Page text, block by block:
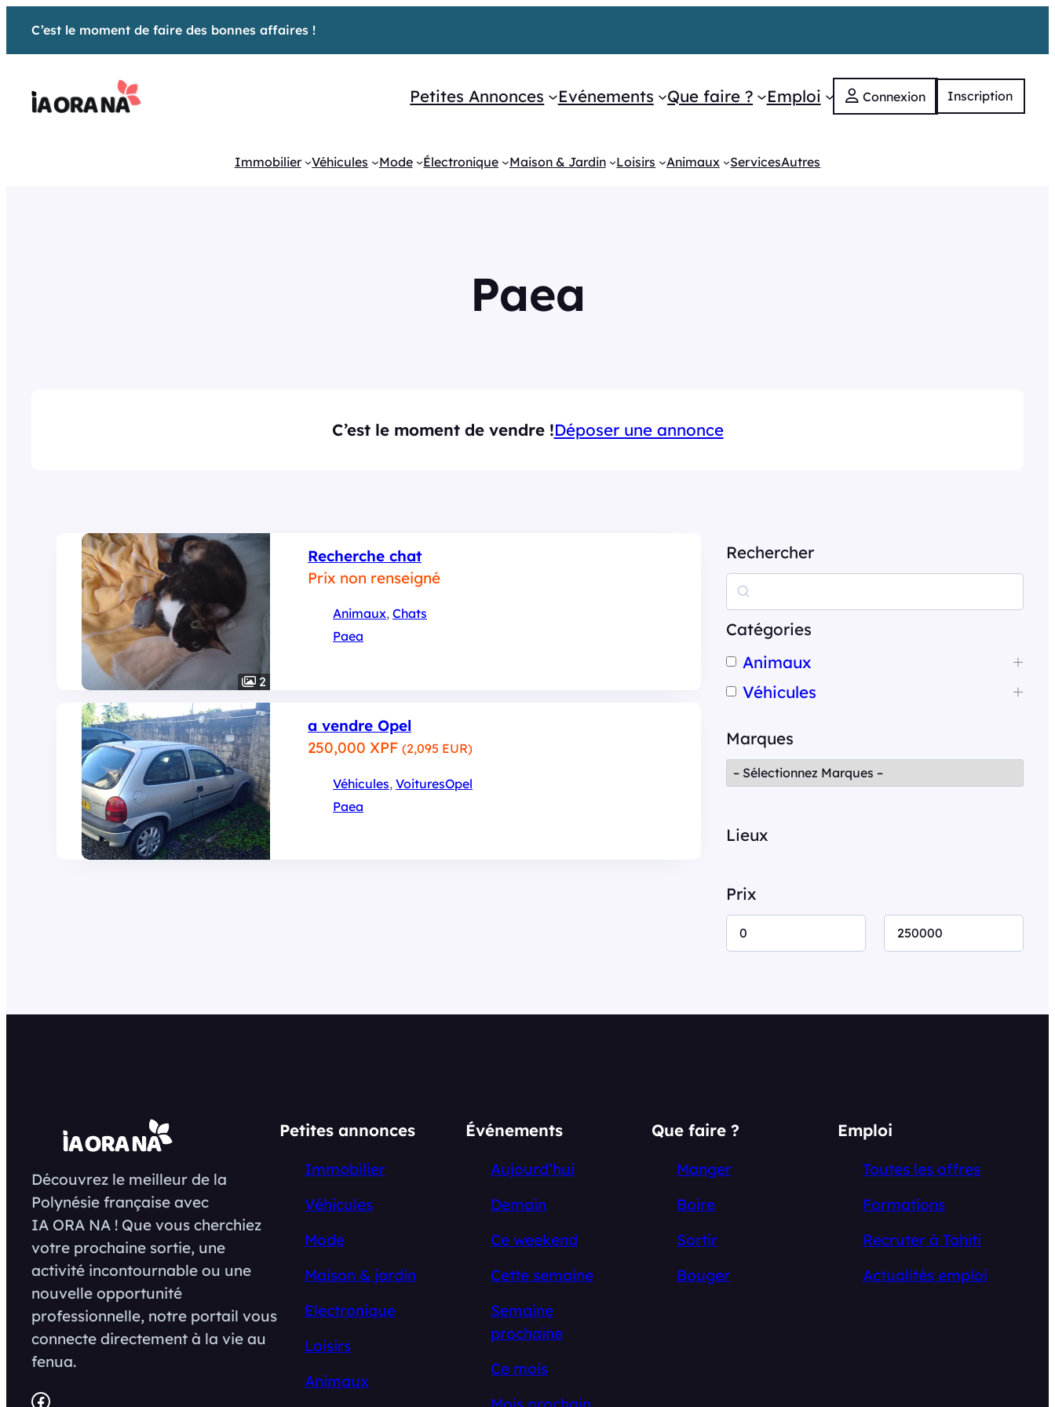
C’est le moment de faire des bonnes affaires !
Petites Annonces Evénements Que faire ? Emploi Connexion Inscription
Immobilier Véhicules Mode Électronique Maison & Jardin Loisirs Animaux ServicesAutres
Paea
C’est le moment de vendre !Déposer une annonce
2
Recherche chat
Prix non renseigné
Animaux, Chats
Paea
a vendre Opel
250,000 XPF (2,095 EUR)
Véhicules, VoituresOpel
Paea
Rechercher
e
c
h
r
h
e
r
Catégories
Animaux
Véhicules
Marques
Lieux
Prix
Découvrez le meilleur de la
Polynésie française avec
IA ORA NA ! Que vous cherchiez
votre prochaine sortie, une
activité incontournable ou une
nouvelle opportunité
professionnelle, notre portail vous
connecte directement à la vie au
fenua.
Facebook
Petites annonces
Immobilier
Véhicules
Mode
Maison & jardin
Electronique
Loisirs
Animaux
Événements
Aujourd’hui
Demain
Ce weekend
Cette semaine
Semaine
prochaine
Ce mois
Que faire ?
Manger
Boire
Sortir
Bouger
Emploi
Toutes les offres
Formations
Recruter à Tahiti
Actualités emploi